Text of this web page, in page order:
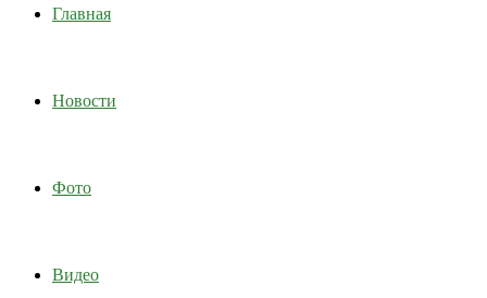
Главная
Новости
Фото
Видео